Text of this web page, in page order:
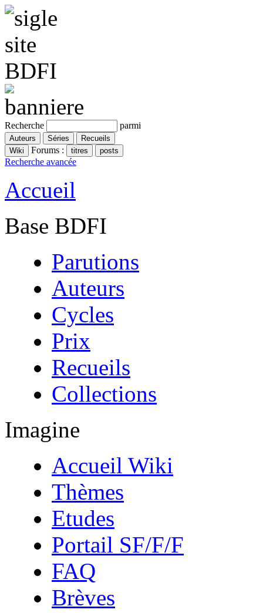
Recherche parmi
Forums :
Recherche avancée
Accueil
Base BDFI
Parutions
Auteurs
Cycles
Prix
Recueils
Collections
Imagine
Accueil Wiki
Thèmes
Etudes
Portail SF/F/F
FAQ
Brèves